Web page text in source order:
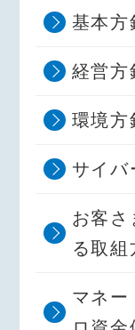
基本方
経営方
環境方
サイバ
お客
る取組
マネー